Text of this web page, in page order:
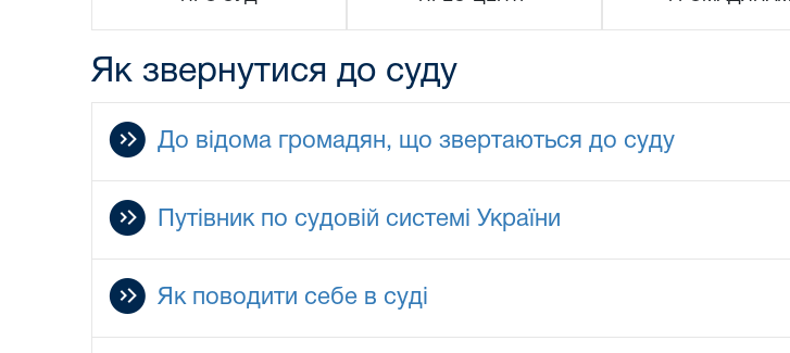
Як звернутися до суду
До відома громадян, що звертаються до суду
Путівник по судовій системі України
Як поводити себе в суді